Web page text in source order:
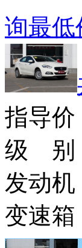
询最低
指导价
级 别
发动机
变速箱